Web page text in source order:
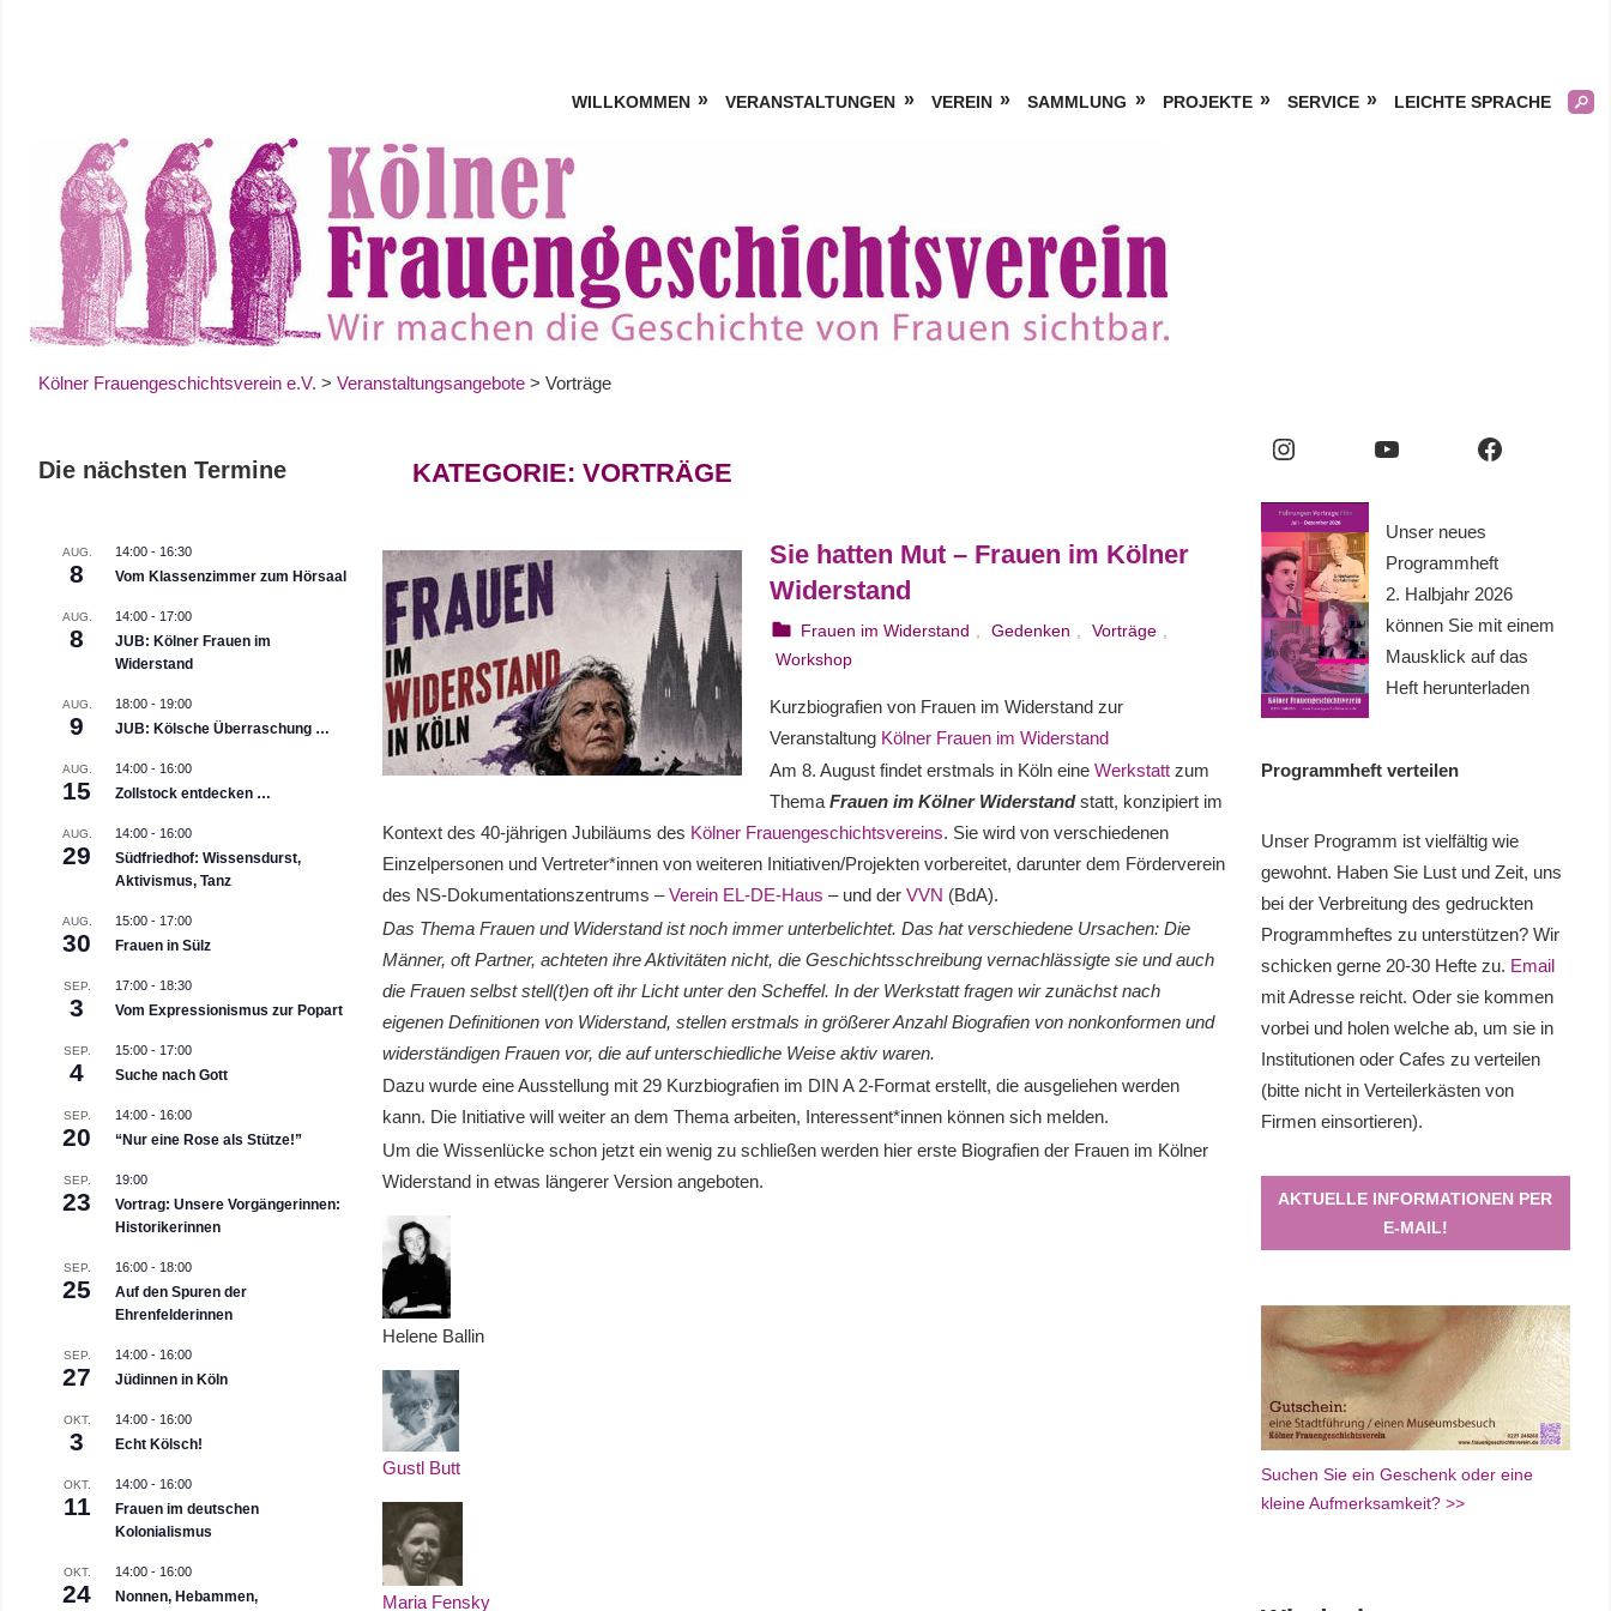
WILLKOMMEN VERANSTALTUNGEN VEREIN SAMMLUNG PROJEKTE SERVICE LEICHTE SPRACHE
Kölner Frauengeschichtsverein e.V. > Veranstaltungsangebote > Vorträge
KATEGORIE: VORTRÄGE
Sie hatten Mut – Frauen im Kölner
Widerstand
6. Juli 2026
webmam
Frauen im Widerstand Gedenken Vorträge
Workshop
Kurzbiografien von Frauen im Widerstand zur
Veranstaltung Kölner Frauen im Widerstand
Am 8. August findet erstmals in Köln eine Werkstatt zum
Thema Frauen im Kölner Widerstand statt, konzipiert im
Kontext des 40-jährigen Jubiläums des Kölner Frauengeschichtsvereins. Sie wird von verschiedenen
Einzelpersonen und Vertreter*innen von weiteren Initiativen/Projekten vorbereitet, darunter dem Förderverein
des NS-Dokumentationszentrums –Verein EL-DE-Haus– und derVVN (BdA).
Das Thema Frauen und Widerstand ist noch immer unterbelichtet. Das hat verschiedene Ursachen: Die
Männer, oft Partner, achteten ihre Aktivitäten nicht, die Geschichtsschreibung vernachlässigte sie und auch
die Frauen selbst stell(t)en oft ihr Licht unter den Scheffel. In der Werkstatt fragen wir zunächst nach
eigenen Definitionen von Widerstand, stellen erstmals in größerer Anzahl Biografien von nonkonformen und
widerständigen Frauen vor, die auf unterschiedliche Weise aktiv waren.
Dazu wurde eine Ausstellung mit 29 Kurzbiografien im DIN A 2-Format erstellt, die ausgeliehen werden
kann. Die Initiative will weiter an dem Thema arbeiten, Interessent*innen können sich melden.
Um die Wissenlücke schon jetzt ein wenig zu schließen werden hier erste Biografien der Frauen im Kölner
Widerstand in etwas längerer Version angeboten.
Helene Ballin
Gustl Butt
Maria Fensky
Die nächsten Termine
AUG.
8
14:00 - 16:30
Vom Klassenzimmer zum Hörsaal
AUG.
8
14:00 - 17:00
JUB: Kölner Frauen im
Widerstand
AUG.
9
18:00 - 19:00
JUB: Kölsche Überraschung …
AUG.
15
14:00 - 16:00
Zollstock entdecken …
AUG.
29
14:00 - 16:00
Südfriedhof: Wissensdurst,
Aktivismus, Tanz
AUG.
30
15:00 - 17:00
Frauen in Sülz
SEP.
3
17:00 - 18:30
Vom Expressionismus zur Popart
SEP.
4
15:00 - 17:00
Suche nach Gott
SEP.
20
14:00 - 16:00
“Nur eine Rose als Stütze!”
SEP.
23
19:00
Vortrag: Unsere Vorgängerinnen:
Historikerinnen
SEP.
25
16:00 - 18:00
Auf den Spuren der
Ehrenfelderinnen
SEP.
27
14:00 - 16:00
Jüdinnen in Köln
OKT.
3
14:00 - 16:00
Echt Kölsch!
OKT.
11
14:00 - 16:00
Frauen im deutschen
Kolonialismus
OKT.
24
14:00 - 16:00
Nonnen, Hebammen,
Instagram YouTube Facebook
Unser neues
Programmheft
2. Halbjahr 2026
können Sie mit einem
Mausklick auf das
Heft herunterladen
Programmheft verteilen
Unser Programm ist vielfältig wie
gewohnt. Haben Sie Lust und Zeit, uns
bei der Verbreitung des gedruckten
Programmheftes zu unterstützen? Wir
schicken gerne 20-30 Hefte zu. Email
mit Adresse reicht. Oder sie kommen
vorbei und holen welche ab, um sie in
Institutionen oder Cafes zu verteilen
(bitte nicht in Verteilerkästen von
Firmen einsortieren).
AKTUELLE INFORMATIONEN PER
E-MAIL!
Suchen Sie ein Geschenk oder eine
kleine Aufmerksamkeit? >>